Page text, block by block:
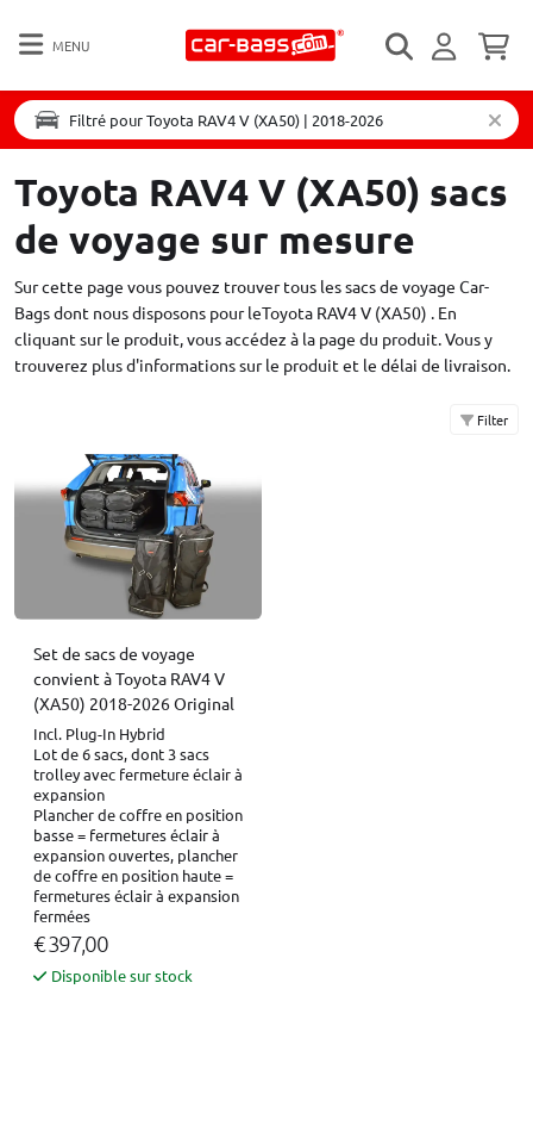
MENU
Filtré pour Toyota RAV4 V (XA50) | 2018-2026
Toyota RAV4 V (XA50) sacs
de voyage sur mesure
Sur cette page vous pouvez trouver tous les sacs de voyage Car-
Bags dont nous disposons pour leToyota RAV4 V (XA50) . En
cliquant sur le produit, vous accédez à la page du produit. Vous y
trouverez plus d'informations sur le produit et le délai de livraison.
Filter
Set de sacs de voyage
convient à Toyota RAV4 V
(XA50) 2018-2026 Original
Incl. Plug-In Hybrid
Lot de 6 sacs, dont 3 sacs
trolley avec fermeture éclair à
expansion
Plancher de coffre en position
basse = fermetures éclair à
expansion ouvertes, plancher
de coffre en position haute =
fermetures éclair à expansion
fermées
€ 397,00
Disponible sur stock